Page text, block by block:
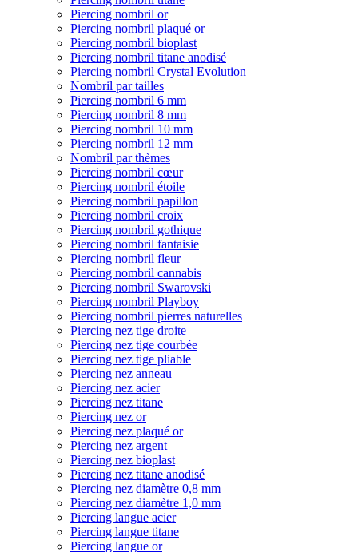
Piercing nombril or
Piercing nombril plaqué or
Piercing nombril bioplast
Piercing nombril titane anodisé
Piercing nombril Crystal Evolution
Nombril par tailles
Piercing nombril 6 mm
Piercing nombril 8 mm
Piercing nombril 10 mm
Piercing nombril 12 mm
Nombril par thèmes
Piercing nombril cœur
Piercing nombril étoile
Piercing nombril papillon
Piercing nombril croix
Piercing nombril gothique
Piercing nombril fantaisie
Piercing nombril fleur
Piercing nombril cannabis
Piercing nombril Swarovski
Piercing nombril Playboy
Piercing nombril pierres naturelles
Piercing nez tige droite
Piercing nez tige courbée
Piercing nez tige pliable
Piercing nez anneau
Piercing nez acier
Piercing nez titane
Piercing nez or
Piercing nez plaqué or
Piercing nez argent
Piercing nez bioplast
Piercing nez titane anodisé
Piercing nez diamètre 0,8 mm
Piercing nez diamètre 1,0 mm
Piercing langue acier
Piercing langue titane
Piercing langue or